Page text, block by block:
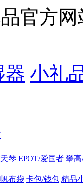
官方网
器 小礼
琴 EPOT/爱国者 攀高
布袋 卡包/钱包 精品